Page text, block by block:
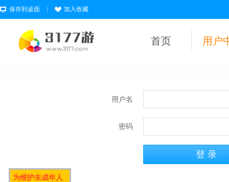
保存到桌面 加入收藏
首页 用户
用户名
密码
为维护未成年人